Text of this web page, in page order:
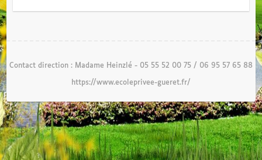
Contact direction : Madame Heinzlé - 05 55 52 00 75 / 06 95 57 65 88
https://www.ecoleprivee-gueret.fr/